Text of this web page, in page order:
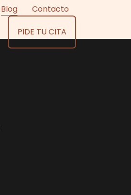
Blog Contacto
PIDE TU CITA